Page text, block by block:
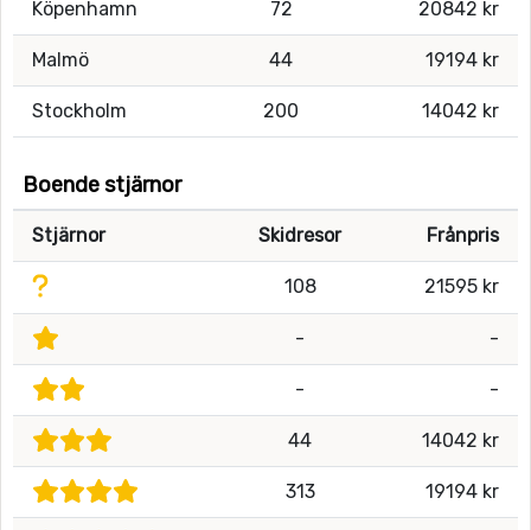
Köpenhamn 72 20842 kr
Malmö 44 19194 kr
Stockholm 200 14042 kr
Boende stjärnor
Stjärnor Skidresor Frånpris
108 21595 kr
- -
- -
44 14042 kr
313 19194 kr